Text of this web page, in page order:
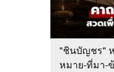
"ชินบัญชร" ห
หมาย-ที่มา-